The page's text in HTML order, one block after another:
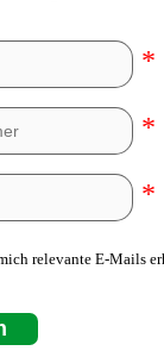
*
*
*
relevante E-Mails